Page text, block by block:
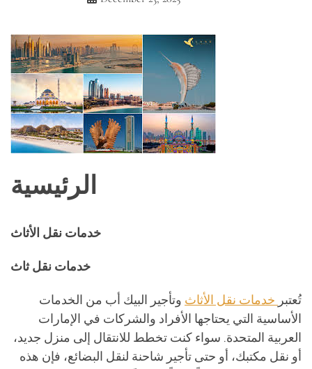
الرئيسية
خدمات نقل الأثاث
الأساسية التي يحتاجها الأفراد والشركات في الإمارات
أو نقل مكتبك، أو حتى تأجير شاحنة لنقل البضائع، فإن هذه
الخدمات توفر لك حلاً كاملاً وموثوقًا. في هذا المقال،
سنتناول أهم خدمات نقل الأثاث، وتأجير البيك أب،
والخدمات ذات الصلة بالتفصيل.